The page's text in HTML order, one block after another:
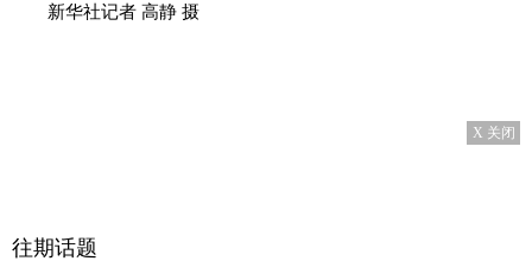
新华社记者 高静 摄
X 关闭
往期话题